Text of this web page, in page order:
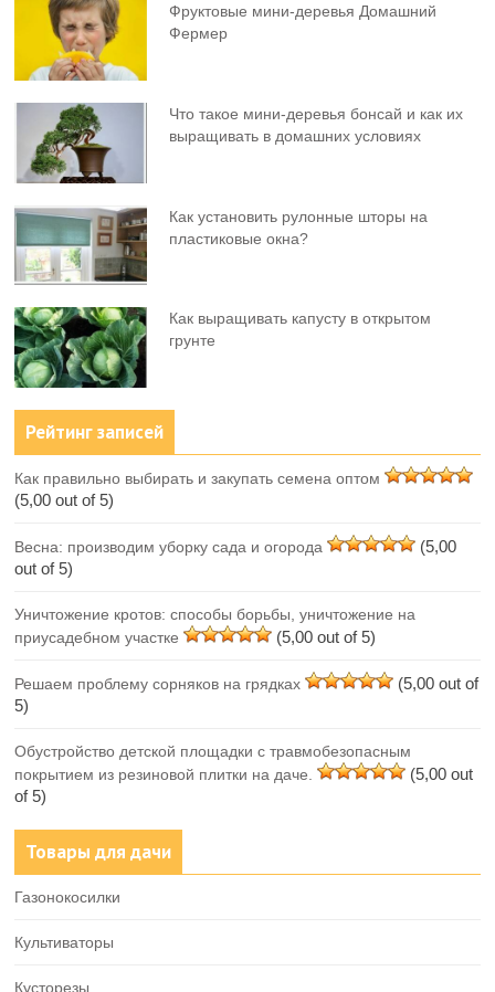
Фруктовыe мини-деревья Домашний
Фермер
Что такое мини-деревья бонсай и как их
выращивать в домашних условиях
Как установить рулонные шторы на
пластиковые окна?
Как выращивать капусту в открытом
грунте
Рейтинг записей
Как правильно выбирать и закупать семена оптом
(5,00 out of 5)
Весна: производим уборку сада и огорода
(5,00
out of 5)
Уничтожение кротов: способы борьбы, уничтожение на
приусадебном участке
(5,00 out of 5)
Решаем проблему сорняков на грядках
(5,00 out of
5)
Обустройство детской площадки с травмобезопасным
покрытием из резиновой плитки на даче.
(5,00 out
of 5)
Товары для дачи
Газонокосилки
Культиваторы
Кусторезы